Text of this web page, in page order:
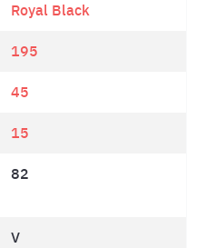
Royal Black
195
45
15
82
V